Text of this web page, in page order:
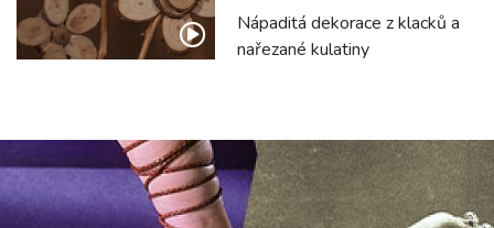
Nápaditá dekorace z klacků a
nařezané kulatiny